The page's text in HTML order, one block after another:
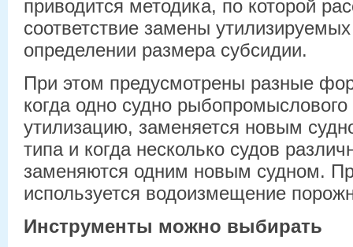
приводится методика, по которой
соответствие замены
определении размера субсидии.
При этом предусмотрены разные
когда одно судно
утилизацию, заменяется новым
типа и когда несколько судов
заменяются одним новым судном.
используется водоизмещение
Инструменты можно выбирать